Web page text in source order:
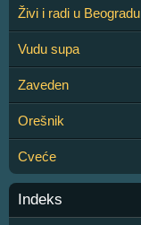
Živi i radi u Beogradu
Vudu supa
Zaveden
Orešnik
Cveće
Indeks